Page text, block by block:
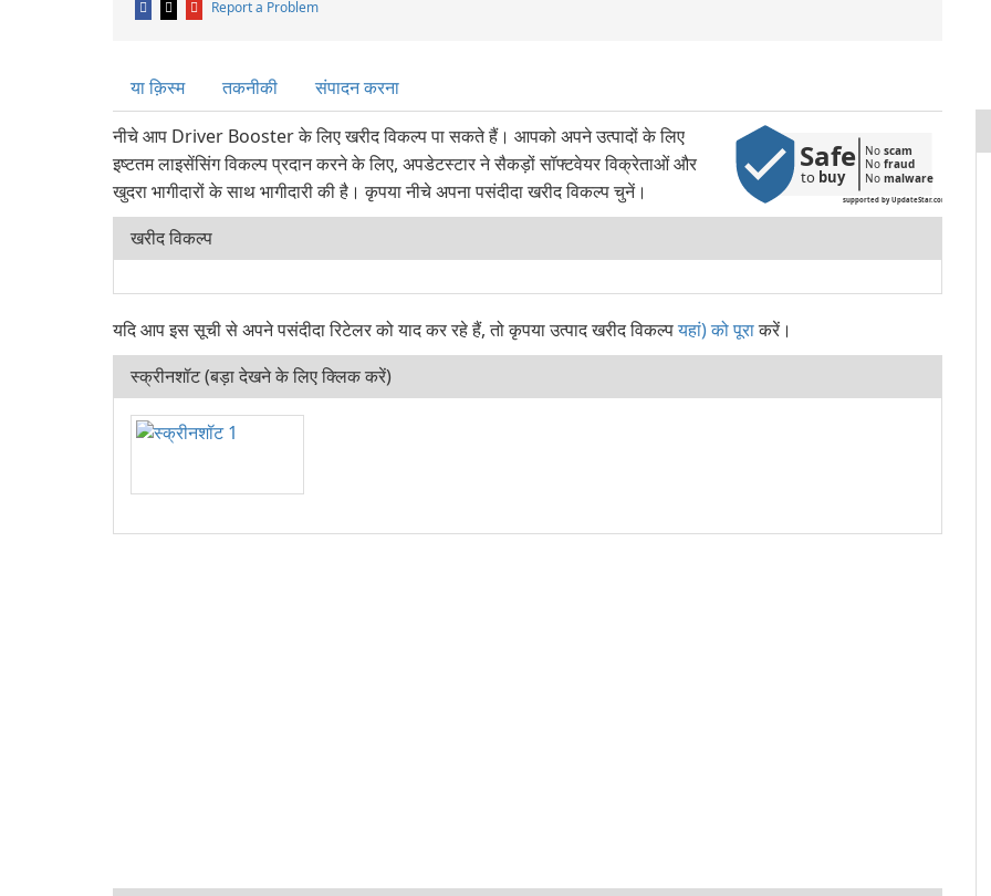
Report a Problem
या क़िस्‍म तकनीकी संपादन करना
supported by UpdateStar.com
Safe
to buy
No scam
No fraud
No malware
नीचे आप Driver Booster के लिए खरीद विकल्प पा सकते हैं। आपको अपने उत्पादों के लिए
इष्टतम लाइसेंसिंग विकल्प प्रदान करने के लिए, अपडेटस्टार ने सैकड़ों सॉफ्टवेयर विक्रेताओं और
खुदरा भागीदारों के साथ भागीदारी की है। कृपया नीचे अपना पसंदीदा खरीद विकल्प चुनें।
खरीद विकल्प
यदि आप इस सूची से अपने पसंदीदा रिटेलर को याद कर रहे हैं, तो कृपया उत्पाद खरीद विकल्पयहां) को पूराकरें।
स्क्रीनशॉट (बड़ा देखने के लिए क्लिक करें)